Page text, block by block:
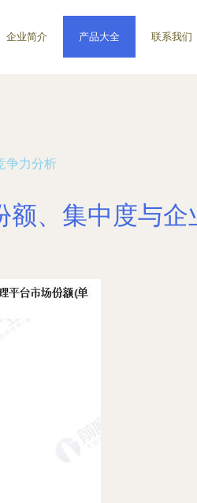
企业简介 产品大全 联系我们
争力分析
、集中度与企